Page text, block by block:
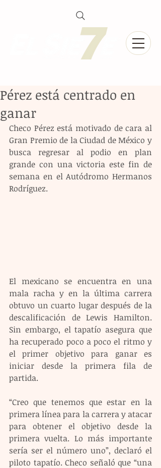
Pérez está centrado en
ganar
Checo Pérez está motivado de cara al
Gran Premio de la Ciudad de México y
busca regresar al podio en plan
grande con una victoria este fin de
semana en el Autódromo Hermanos
Rodríguez.
El mexicano se encuentra en una
mala racha y en la última carrera
obtuvo un cuarto lugar después de la
descalificación de Lewis Hamilton.
Sin embargo, el tapatío asegura que
ha recuperado poco a poco el ritmo y
el primer objetivo para ganar es
iniciar desde la primera fila de
partida.
“Creo que tenemos que estar en la
primera línea para la carrera y atacar
para obtener el objetivo desde la
primera vuelta. Lo más importante
sería ser el número uno”, declaró el
piloto tapatío. Checo señaló que “una